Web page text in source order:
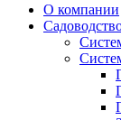
О компании